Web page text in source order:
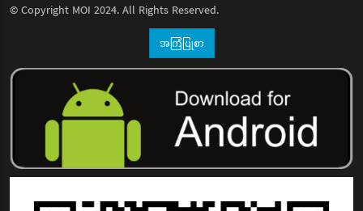
© Copyright MOI 2024. All Rights Reserved.
အကြံပြုစာ